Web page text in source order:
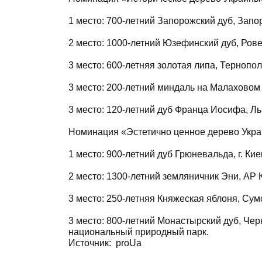
1 место: 700-летний Запорожский дуб,
2 место: 1000-летний Юзефинский дуб,
3 место: 600-летняя золотая липа,
3 место: 200-летний миндаль на Малаховом
3 место: 120-летний дуб Франца Иосифа,
Номинация «Эстетично ценное дерево
1 место: 900-летний дуб Грюневальда, г.
2 место: 1300-летний земляничник Эни, АР
3 место: 250-летняя Княжеская яблоня,
3 место: 800-летний Монастырский дуб,
национальный природный парк.
Источник: proUa